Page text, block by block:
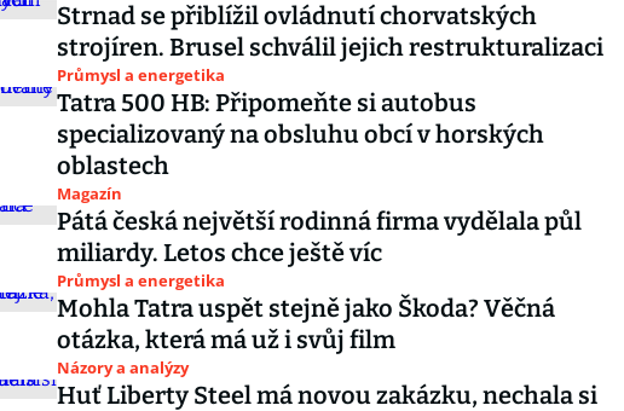
Strnad se přiblížil ovládnutí chorvatských
strojíren. Brusel schválil jejich restrukturalizaci
Průmysl a energetika
Tatra 500 HB: Připomeňte si autobus
specializovaný na obsluhu obcí v horských
oblastech
Magazín
Pátá česká největší rodinná firma vydělala půl
miliardy. Letos chce ještě víc
Průmysl a energetika
Mohla Tatra uspět stejně jako Škoda? Věčná
otázka, která má už i svůj film
Názory a analýzy
Huť Liberty Steel má novou zakázku, nechala si